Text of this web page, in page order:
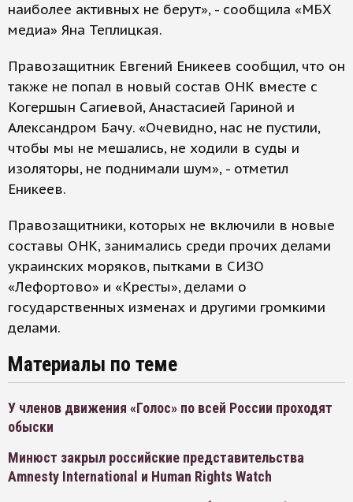
наиболее активных не берут», - сообщила «МБХ
медиа» Яна Теплицкая.
Правозащитник Евгений Еникеев сообщил, что он
также не попал в новый состав ОНК вместе с
Когершын Сагиевой, Анастасией Гариной и
Александром Бачу. «Очевидно, нас не пустили,
чтобы мы не мешались, не ходили в суды и
изоляторы, не поднимали шум», - отметил
Еникеев.
Правозащитники, которых не включили в новые
составы ОНК, занимались среди прочих делами
украинских моряков, пытками в СИЗО
«Лефортово» и «Кресты», делами о
государственных изменах и другими громкими
делами.
Материалы по теме
У членов движения «Голос» по всей России проходят
обыски
Минюст закрыл российские представительства
Amnesty International и Human Rights Watch